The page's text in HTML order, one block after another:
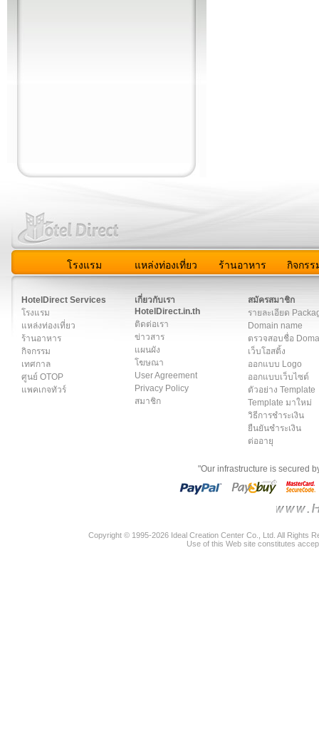
โรงแรม แหล่งท่องเที่ยว ร้านอาหาร กิจกรร
HotelDirect Services
โรงแรม
แหล่งท่องเที่ยว
ร้านอาหาร
กิจกรรม
เทศกาล
ศูนย์ OTOP
แพคเกจทัวร์
เกี่ยวกับเรา
HotelDirect.in.th
ติดต่อเรา
ข่าวสาร
แผนผัง
โฆษณา
User Agreement
Privacy Policy
สมาชิก
สมัครสมาชิก
รายละเอียด
Domain name
ตรวจสอบชื่อ
เว็บโฮสติ้ง
ออกแบบ Logo
ออกแบบเว็บไซต์
ตัวอย่าง Template
Template มาใหม่
วิธีการชำระเงิน
ยืนยันชำระเงิน
ต่ออายุ
"Our infrastructure is secured
Copyright © 1995-2026 Ideal Creation Center Co., Ltd. All Rights
Use of this Web site constitutes